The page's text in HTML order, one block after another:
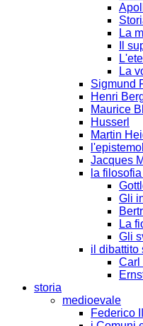
La
Il
La
Sigmund
Henri
Maurice
Husserl
Martin
Jacques
la
Gli
La
Gli
il dibattito
Carl
storia
medioevale
Federico II